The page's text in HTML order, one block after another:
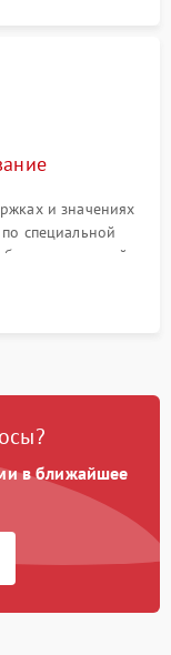
и значениях
специальной
встроенной
в ближайшее